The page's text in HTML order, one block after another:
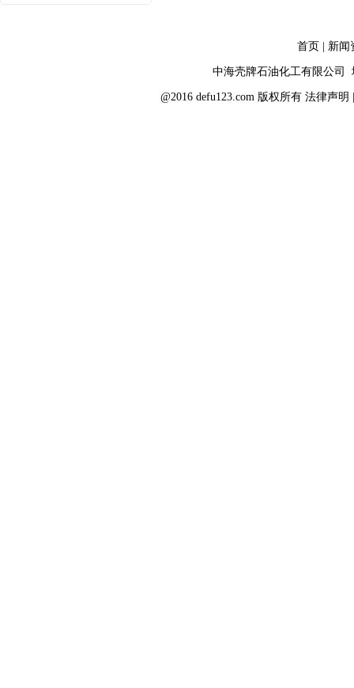
首页 新闻
中海壳牌石油化工有限公司
@2016 defu123.com 版权所有 法律声明